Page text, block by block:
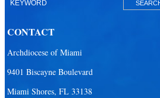
CONTACT
Archdiocese of Miami
9401 Biscayne Boulevard
Miami Shores, FL 33138